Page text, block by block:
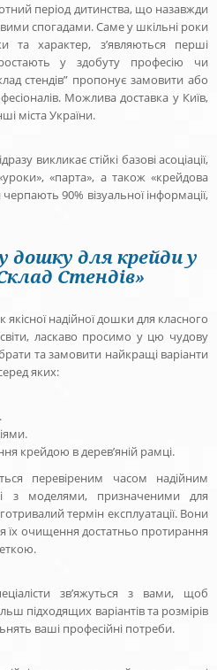
період дитинства, що назавжди
спогадами. Саме у шкільні роки
та характер, з’являються перші
у здобуту професію чи
стендів” пропонує замовити або
Можлива доставка у Київ,
міста України.
викликає стійкі базові асоціації,
«парта», а також «крейдова
90% візуальної інформації,
дошку для крейди у
Стендів»
надійної дошки для класного
ласкаво просимо у цю чудову
та замовити найкращі варіанти
яких:
крейдою в дерев’яній рамці.
перевіреним часом надійним
з моделями, призначеними для
термін експлуатації. Вони
їх очищення достатньо протирання
зв’яжуться з вами, щоб
підходящих варіантів та розмірів
ваші професійні потреби.